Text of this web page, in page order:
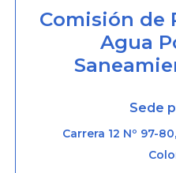
Comisión de
Agua
Sede
Carrera 12 Nº 97-